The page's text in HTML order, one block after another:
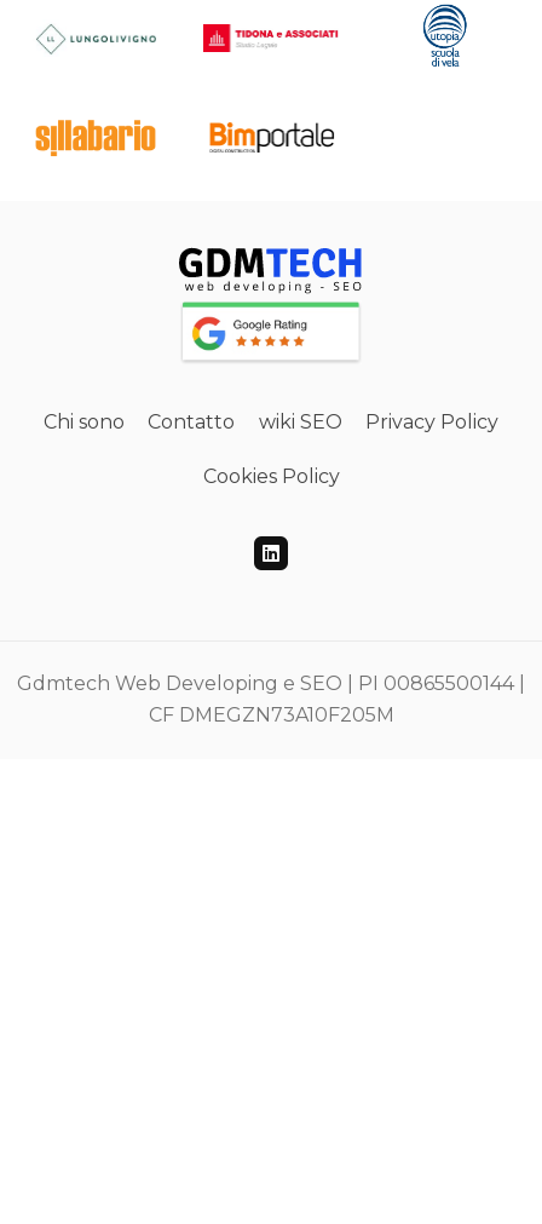
Chi sono Contatto wiki SEO Privacy Policy
Cookies Policy
Gdmtech Web Developing e SEO | PI 00865500144 |
CF DMEGZN73A10F205M